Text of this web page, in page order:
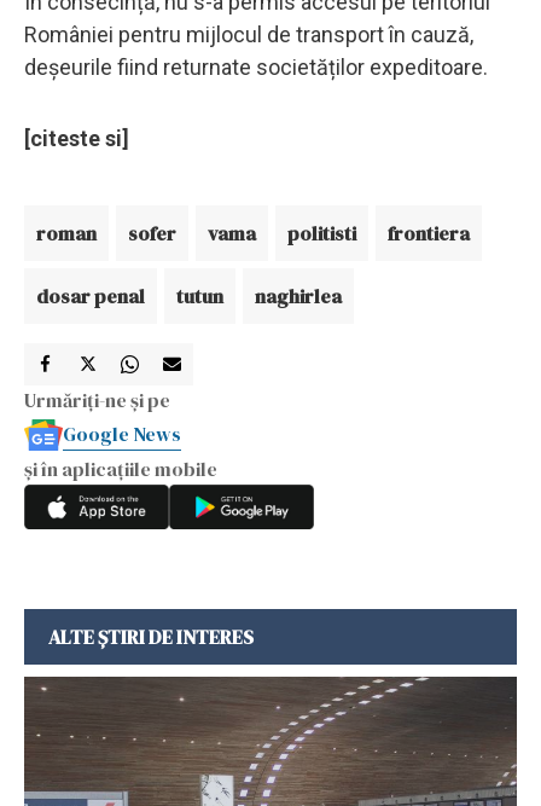
României pentru mijlocul de transport în cauză,
deșeurile fiind returnate societăților expeditoare.
[citeste si]
roman sofer vama politisti frontiera
dosar penal tutun naghirlea
Urmăriți-ne și pe
Google News
și în aplicațiile mobile
ALTE ȘTIRI DE INTERES